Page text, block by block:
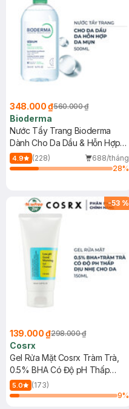
348.000 ₫560.000 ₫
Bioderma
Nước Tẩy Trang Bioderma
Dành Cho Da Dầu & Hỗn Hợp
500ml
4.9 (228)
688/tháng
28%
-53 %
139.000 ₫298.000 ₫
Cosrx
Gel Rửa Mặt Cosrx Tràm Trà,
0.5% BHA Có Độ pH Thấp
150ml
5.0
(173)
9%